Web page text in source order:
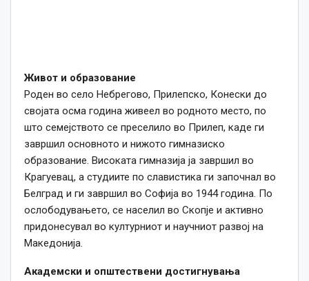
Живот и образование
Роден во село Небрегово, Прилепско, Конески до
својата осма година живеел во родното место, по
што семејството се преселило во Прилеп, каде ги
завршил основното и нижото гимназиско
образование. Високата гимназија ја завршил во
Крагуевац, а студиите по славистика ги започнал во
Белград и ги завршил во Софија во 1944 година. По
ослободувањето, се населил во Скопје и активно
придонесувал во културниот и научниот развој на
Македонија.
Академски и општествени достигнувања